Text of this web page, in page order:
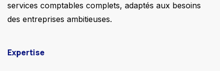
services comptables complets, adaptés aux besoins
des entreprises ambitieuses.
Expertise